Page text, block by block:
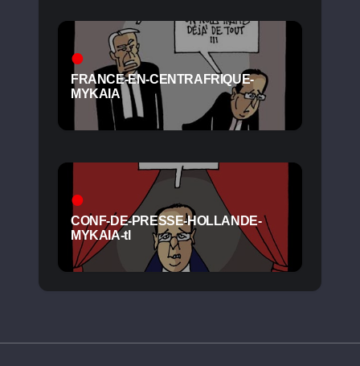
FRANCE-EN-CENTRAFRIQUE-
MYKAIA
CONF-DE-PRESSE-HOLLANDE-
MYKAIA-tl